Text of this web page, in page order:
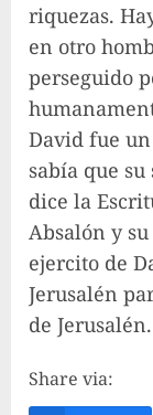
riquezas.
en otro
perseguido
David fue
sabía que su
dice la
Absalón y
ejercito de
Jerusalén
de Jerusalén.
Share via: